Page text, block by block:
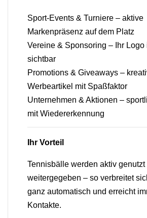
Sport-Events & Turniere – aktive
Markenpräsenz auf dem Platz
Vereine & Sponsoring – Ihr Logo
sichtbar
Promotions & Giveaways –
Werbeartikel mit Spaßfaktor
Unternehmen & Aktionen –
mit Wiedererkennung
Ihr Vorteil
Tennisbälle werden aktiv genutzt
weitergegeben – so verbreitet
ganz automatisch und erreicht
Kontakte.